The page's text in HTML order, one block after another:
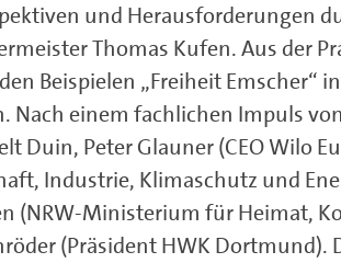
und Herausforderungen
Thomas Kufen. Aus der
Beispielen „Freiheit Emscher“
Nach einem fachlichen Impuls
Peter Glauner (CEO Wilo
Industrie, Klimaschutz und
(NRW-Ministerium für Heimat,
(Präsident HWK Dortmund).